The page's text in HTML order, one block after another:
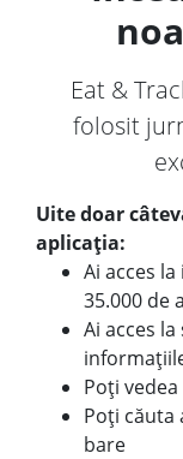
Eat &
folosit
Uite doar
aplicația:
Ai acces
35.000 de
Ai acces
Poți
Poți căuta
bare